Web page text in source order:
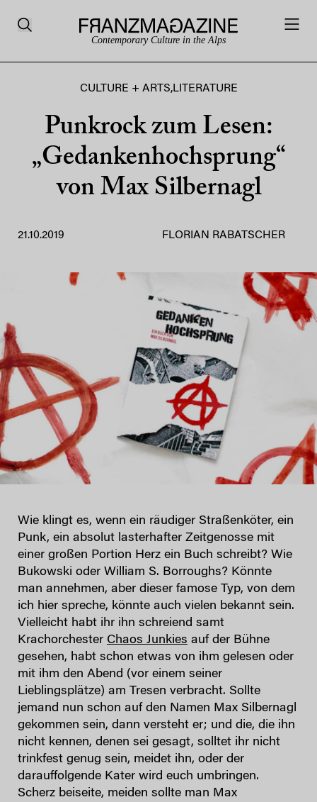
Contemporary Culture in the Alps
CULTURE + ARTS,LITERATURE
Punkrock zum Lesen:
„Gedankenhochsprung“
von Max Silbernagl
21.10.2019 FLORIAN RABATSCHER
Wie klingt es, wenn ein räudiger Straßenköter, ein
Punk, ein absolut lasterhafter Zeitgenosse mit
einer großen Portion Herz ein Buch schreibt? Wie
Bukowski oder William S. Borroughs? Könnte
man annehmen, aber dieser famose Typ, von dem
ich hier spreche, könnte auch vielen bekannt sein.
Vielleicht habt ihr ihn schreiend samt
Krachorchester Chaos Junkies auf der Bühne
gesehen, habt schon etwas von ihm gelesen oder
mit ihm den Abend (vor einem seiner
Lieblingsplätze) am Tresen verbracht. Sollte
jemand nun schon auf den Namen Max Silbernagl
gekommen sein, dann versteht er; und die, die ihn
nicht kennen, denen sei gesagt, solltet ihr nicht
trinkfest genug sein, meidet ihn, oder der
darauffolgende Kater wird euch umbringen.
Scherz beiseite, meiden sollte man Max